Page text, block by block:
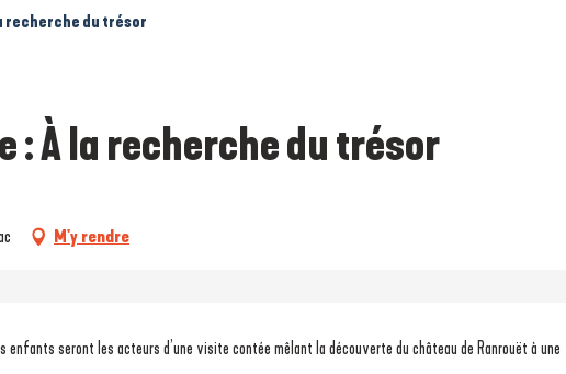
recherche du trésor
: À la recherche du trésor
M'y rendre
enfants seront les acteurs d’une visite contée mêlant la découverte du château de Ranrouët à une